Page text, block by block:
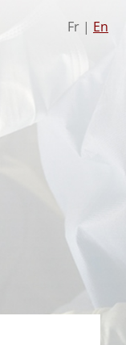
Fr | En